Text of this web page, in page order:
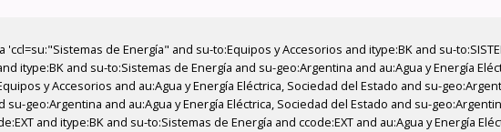
de Energía" and su-to:Equipos y Accesorios and itype:BK and su-
itype:BK and su-to:Sistemas de Energía and su-geo:Argentina and au:Agua y Energía
y Accesorios and au:Agua y Energía Eléctrica, Sociedad del Estado and su-
geo:Argentina and au:Agua y Energía Eléctrica, Sociedad del Estado and su-
and itype:BK and su-to:Sistemas de Energía and ccode:EXT and au:Agua y Energía